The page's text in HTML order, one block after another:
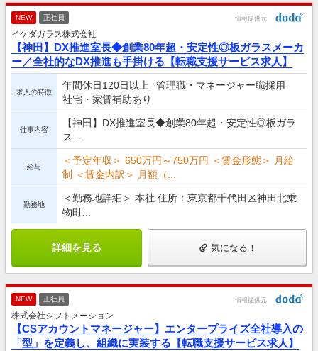
NEW 正社員 情報提供元
イケダガラス株式会社
【神田】DX推進室長◆創業80年超・安定性◎板ガラスメーカ
ー／全社的なDX推進も手掛ける【転職支援サービス求人】
求人の特徴
年間休日120日以上
管理職・マネージャー職採用
社宅・家賃補助あり
仕事内容
【神田】DX推進室長◆創業80年超・安定性◎板ガラ
ス...
給与
＜予定年収＞ 650万円～750万円 ＜賃金形態＞ 月給
制 ＜賃金内訳＞ 月額（...
勤務地
＜勤務地詳細＞ 本社 住所：東京都千代田区神田北乗
物町...
詳細を見る 気になる！
NEW 正社員 情報提供元
株式会社シフトメーション
【CSアカウントマネージャー】エンタープライズ全社導入の
「型」を定義し、組織に実装する【転職支援サービス求人】